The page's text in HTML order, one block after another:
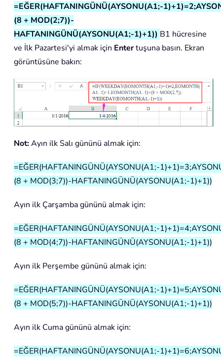
=EĞER(HAFTANINGÜNÜ(AYSONU(A1;-
(8 + MOD(2;7))-
HAFTANINGÜNÜ(AYSONU(A1;-1)+1)) B1 hücresine
ve İlk Pazartesi'yi almak için Entertuşuna basın. Ekran
görüntüsüne bakın:
Not:Ayın ilk Salı gününü almak için:
=EĞER(HAFTANINGÜNÜ(AYSONU(A1;-
(8 + MOD(3;7))-HAFTANINGÜNÜ(AYSONU(A1;-1)+1))
Ayın ilk Çarşamba gününü almak için:
=EĞER(HAFTANINGÜNÜ(AYSONU(A1;-
(8 + MOD(4;7))-HAFTANINGÜNÜ(AYSONU(A1;-1)+1))
Ayın ilk Perşembe gününü almak için:
=EĞER(HAFTANINGÜNÜ(AYSONU(A1;-
(8 + MOD(5;7))-HAFTANINGÜNÜ(AYSONU(A1;-1)+1))
Ayın ilk Cuma gününü almak için:
=EĞER(HAFTANINGÜNÜ(AYSONU(A1;-